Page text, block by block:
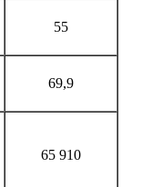
55
69,9
65 910